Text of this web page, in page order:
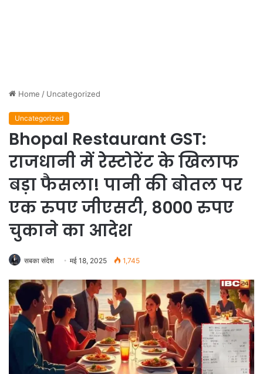
Home / Uncategorized
Uncategorized
Bhopal Restaurant GST:
राजधानी में रेस्टोरेंट के खिलाफ
बड़ा फैसला! पानी की बोतल पर
एक रुपए जीएसटी, 8000 रुपए
चुकाने का आदेश
सबका संदेश मई 18, 2025 1,745